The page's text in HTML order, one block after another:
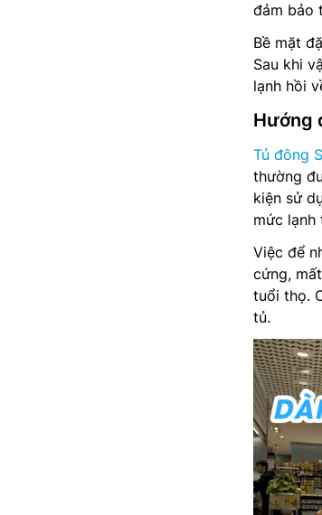
đảm bảo
Bề mặt
Sau khi
lạnh hồi
Hướng
Tủ đông
thường
kiện sử
mức lạnh
Việc để
cứng,
tuổi thọ.
tủ.